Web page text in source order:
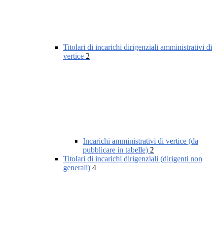
Titolari di incarichi dirigenziali amministrativi di
vertice 2
Incarichi amministrativi di vertice (da
pubblicare in tabelle) 2
Titolari di incarichi dirigenziali (dirigenti non
generali) 4